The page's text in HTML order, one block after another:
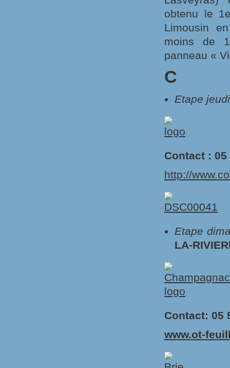
obtenu le
Limousin
moins de
panneau «
C
Etape
Contact : 05
http://
Etape
LA-
Contact: 05
www.ot-